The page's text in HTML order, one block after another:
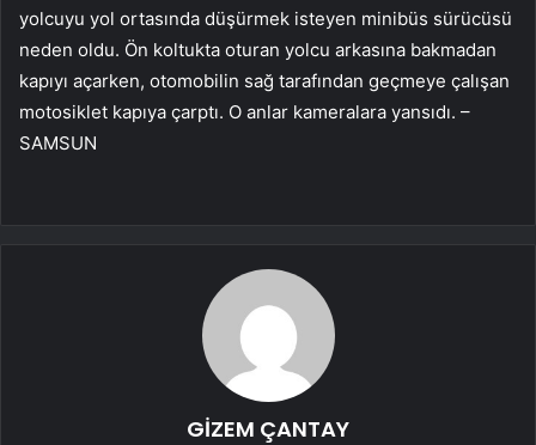
yolcuyu yol ortasında düşürmek isteyen minibüs sürücüsü
neden oldu. Ön koltukta oturan yolcu arkasına bakmadan
kapıyı açarken, otomobilin sağ tarafından geçmeye çalışan
motosiklet kapıya çarptı. O anlar kameralara yansıdı. –
SAMSUN
GİZEM ÇANTAY